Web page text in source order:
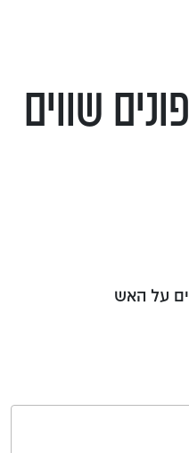
שווים
על האש